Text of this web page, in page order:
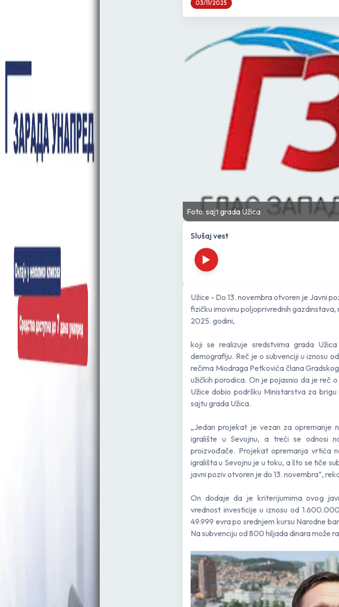
03/11/2025
Foto: sajt grada Užica
Slušaj vest
Užice - Do 13. novembra otvoren je Javni
fizičku imovinu poljoprivrednih
2025. godini,
koji se realizuje sredstvima grada
demografiju. Reč je o subvenciji u iznosu
rečima Miodraga Petkovića člana
užičkih porodica. On je pojasnio da je reč
Užice dobio podršku Ministarstva za
sajtu grada Užica.
„Jedan projekat je vezan za opremanje
igralište u Sevojnu, a treći se odnosi
proizvođače. Projekat opremanja vrtića
igrališta u Sevojnu je u toku, a što se tiče
javni poziv otvoren je do 13. novembra”,
On dodaje da je kriterijumima ovog
vrednost investicije u iznosu od
49.999 evra po srednjem kursu Narodne
Na subvenciju od 800 hiljada dinara može